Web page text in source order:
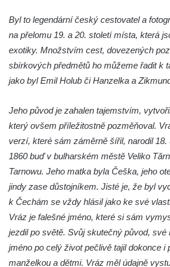
Vyhlídka Terezínka
Rozhledna Vrchbělá
Vyhlídka Triangl u Markvartic
Masarykova věž samostatnosti
Rozhledna Alainova věž
Rozhledna (vyhlídková věž) Kumburk
Rozhledna Na Čihadle
Střekovská vyhlídka
Víťova rozhledna
Rozhledna Vrchovina
Vyhlídková věž Dneboh
Rozhledna Valtenberg
Rozhledna Špičák u České Lípy
Byl to legendární český cestovatel a
na přelomu 19. a 20. století místa, která
exotiky. Množstvím cest, dovezených
sbírkových předmětů ho můžeme řadit k
jako byl Emil Holub či Hanzelka a
Jeho původ je zahalen tajemstvím,
který ovšem příležitostně pozměňoval.
verzí, které sám záměrně šířil, narodil 18.
1860 buď v bulharském městě Veliko
Tarnowu. Jeho matka byla Češka, jeho
jindy zase důstojníkem. Jisté je, že byl
k Čechám se vždy hlásil jako ke své
Vráz je falešné jméno, které si sám
jezdil po světě. Svůj skutečný původ, své
jméno po celý život pečlivě tajil dokonce i
manželkou a dětmi. Vráz měl údajně